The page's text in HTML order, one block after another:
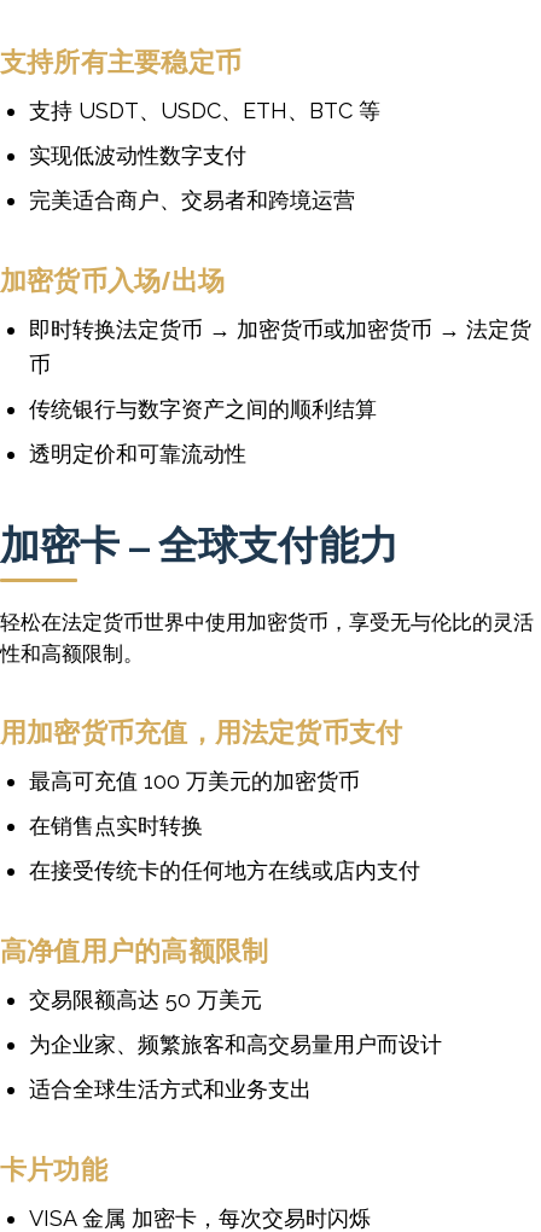
支持所有主要稳定币
支持 USDT、USDC、ETH、BTC 等
实现低波动性数字支付
完美适合商户、交易者和跨境运营
加密货币入场/出场
即时转换法定货币 → 加密货币或加密货币 → 法定货
币
传统银行与数字资产之间的顺利结算
透明定价和可靠流动性
加密卡 – 全球支付能力
轻松在法定货币世界中使用加密货币，享受无与伦比的灵活
性和高额限制。
用加密货币充值，用法定货币支付
最高可充值 100 万美元的加密货币
在销售点实时转换
在接受传统卡的任何地方在线或店内支付
高净值用户的高额限制
交易限额高达 50 万美元
为企业家、频繁旅客和高交易量用户而设计
适合全球生活方式和业务支出
卡片功能
VISA 金属 加密卡，每次交易时闪烁